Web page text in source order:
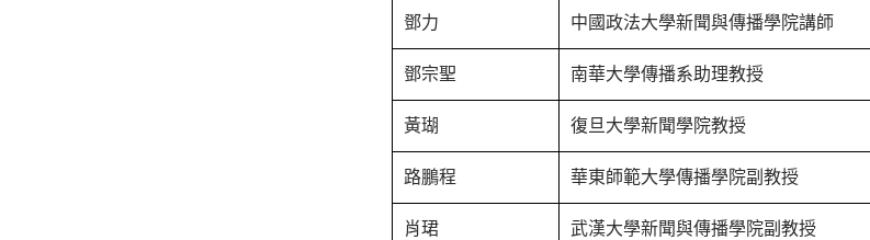
鄧力 中國政法大學新聞與傳播學院講師
鄧宗聖 南華大學傳播系助理教授
黃瑚 復旦大學新聞學院教授
路鵬程 華東師範大學傳播學院副教授
肖珺 武漢大學新聞與傳播學院副教授